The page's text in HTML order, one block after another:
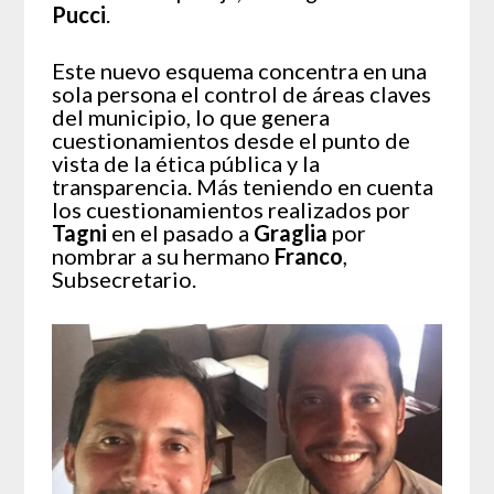
Pucci
Este nuevo esquema concentra en una
sola persona el control de áreas claves
del municipio, lo que genera
cuestionamientos desde el punto de
vista de la ética pública y la
transparencia. Más teniendo en cuenta
los cuestionamientos realizados por
Tagni en el pasado a Graglia por
nombrar a su hermano Franco
Subsecretario.